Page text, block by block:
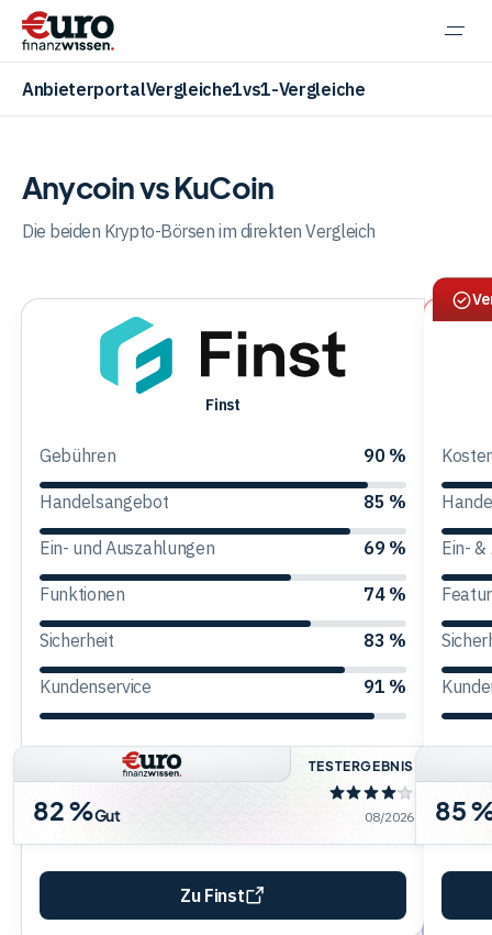
AnbieterportalVergleiche1vs1-Vergleiche
Aktien
ETF
Banking
Trading
Rohstoffe
Finanzen
Anycoin vs KuCoin
Die beiden Krypto-Börsen im direkten Vergleich
Finst
Gebühren 90 %
Handelsangebot 85 %
Ein- und Auszahlungen 69 %
Funktionen 74 %
Sicherheit 83 %
Kundenservice 91 %
82 %Gut
TESTERGEBNIS
08/2026
Zu Finst
Ein-
85